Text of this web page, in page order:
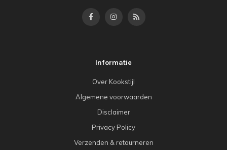
Informatie
Over Kookstijl
Algemene voorwaarden
Disclaimer
Privacy Policy
Verzenden & retourneren